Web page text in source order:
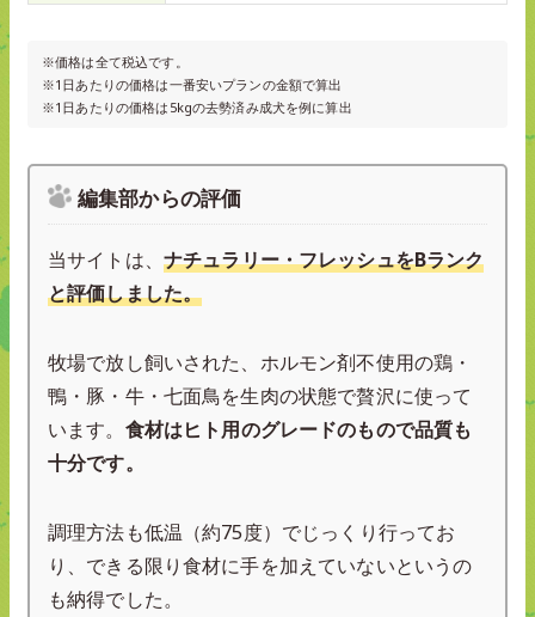
※価格は全て税込です。
※1日あたりの価格は一番安いプランの金額で算出
※1日あたりの価格は5kgの去勢済み成犬を例に算出
編集部からの評価
当サイトは、 ナチュラリー・フレッシュをBランク
と評価しました。
牧場で放し飼いされた、ホルモン剤不使用の鶏・
鴨・豚・牛・七面鳥を生肉の状態で贅沢に使って
います。 食材はヒト用のグレードのもので品質も
十分です。
調理方法も低温（約75度）でじっくり行ってお
り、できる限り食材に手を加えていないというの
も納得でした。